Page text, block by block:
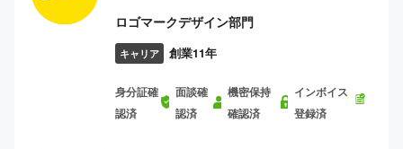
ロゴマークデザイン部門
キャリア 創業11年
身分証確
認済
面談確
認済
機密保持
確認済
インボイス
登録済